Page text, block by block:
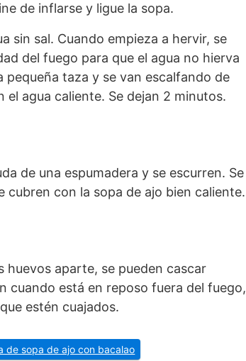
de inflarse y ligue la sopa.
sin sal. Cuando empieza a hervir, se
del fuego para que el agua no hierva
taza y se van escalfando de
agua caliente. Se dejan 2 minutos.
de una espumadera y se escurren. Se
con la sopa de ajo bien caliente.
huevos aparte, se pueden cascar
cuando está en reposo fuera del fuego,
estén cuajados.
de sopa de ajo con bacalao